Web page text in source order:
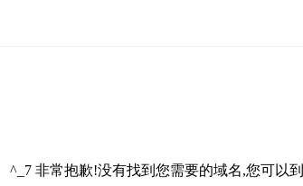
^_7 非常抱歉!没有找到您需要的域名,您可以到